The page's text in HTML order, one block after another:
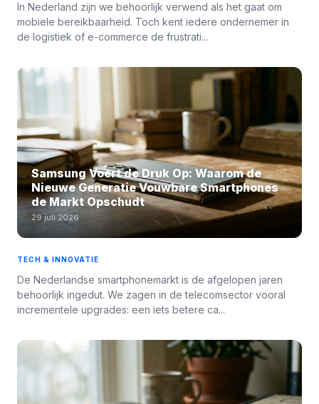
In Nederland zijn we behoorlijk verwend als het gaat om
mobiele bereikbaarheid. Toch kent iedere ondernemer in
de logistiek of e-commerce de frustrati...
Samsung Voert de Druk Op: Waarom de
Nieuwe Generatie Vouwbare Smartphones
de Markt Opschudt
29 juli 2026
TECH & INNOVATIE
De Nederlandse smartphonemarkt is de afgelopen jaren
behoorlijk ingedut. We zagen in de telecomsector vooral
incrementele upgrades: een iets betere ca...